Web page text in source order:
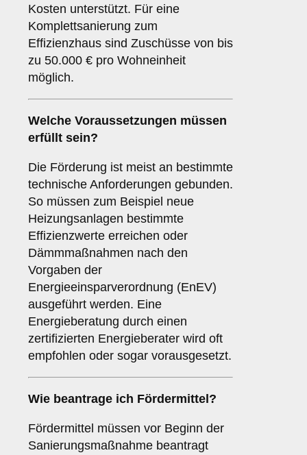
Kosten unterstützt. Für eine
Komplettsanierung zum
Effizienzhaus sind Zuschüsse von bis
zu 50.000 € pro Wohneinheit
möglich.
Welche Voraussetzungen müssen
erfüllt sein?
Die Förderung ist meist an bestimmte
technische Anforderungen gebunden.
So müssen zum Beispiel neue
Heizungsanlagen bestimmte
Effizienzwerte erreichen oder
Dämmmaßnahmen nach den
Vorgaben der
Energieeinsparverordnung (EnEV)
ausgeführt werden. Eine
Energieberatung durch einen
zertifizierten Energieberater wird oft
empfohlen oder sogar vorausgesetzt.
Wie beantrage ich Fördermittel?
Fördermittel müssen vor Beginn der
Sanierungsmaßnahme beantragt